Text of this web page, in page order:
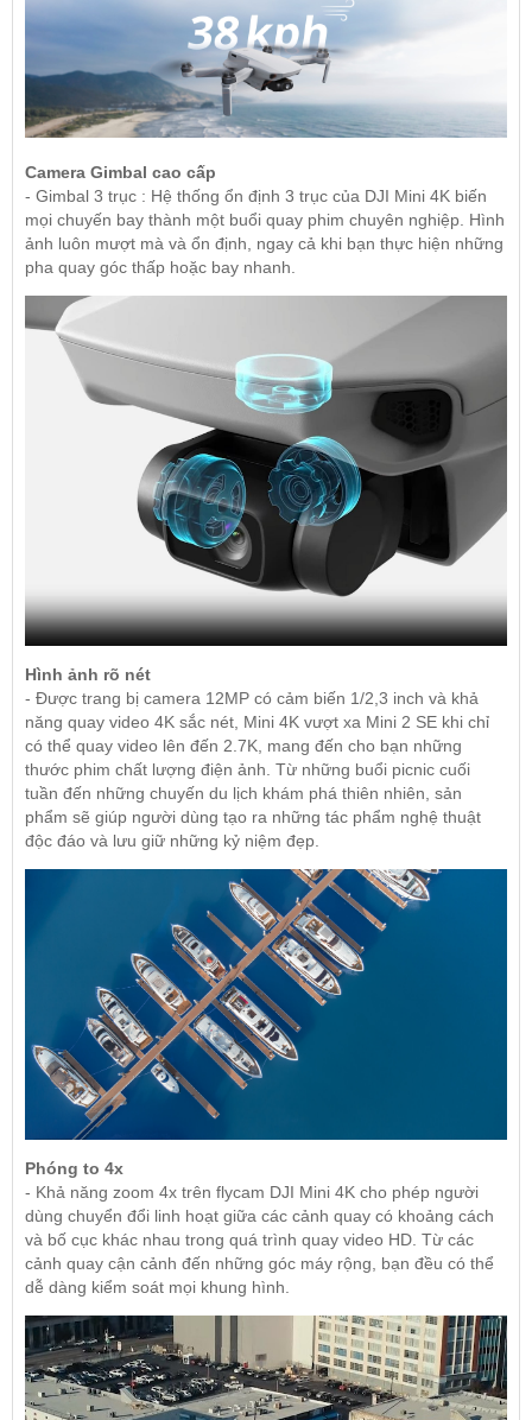
Camera Gimbal cao cấp
- Gimbal 3 trục : Hệ thống ổn định 3 trục của DJI Mini 4K biến
mọi chuyến bay thành một buổi quay phim chuyên nghiệp. Hình
ảnh luôn mượt mà và ổn định, ngay cả khi bạn thực hiện những
pha quay góc thấp hoặc bay nhanh.
Hình ảnh rõ nét
- Được trang bị camera 12MP có cảm biến 1/2,3 inch và khả
năng quay video 4K sắc nét, Mini 4K vượt xa Mini 2 SE khi chỉ
có thể quay video lên đến 2.7K, mang đến cho bạn những
thước phim chất lượng điện ảnh. Từ những buổi picnic cuối
tuần đến những chuyến du lịch khám phá thiên nhiên, sản
phẩm sẽ giúp người dùng tạo ra những tác phẩm nghệ thuật
độc đáo và lưu giữ những kỷ niệm đẹp.
Phóng to 4x
- Khả năng zoom 4x trên flycam DJI Mini 4K cho phép người
dùng chuyển đổi linh hoạt giữa các cảnh quay có khoảng cách
và bố cục khác nhau trong quá trình quay video HD. Từ các
cảnh quay cận cảnh đến những góc máy rộng, bạn đều có thể
dễ dàng kiểm soát mọi khung hình.